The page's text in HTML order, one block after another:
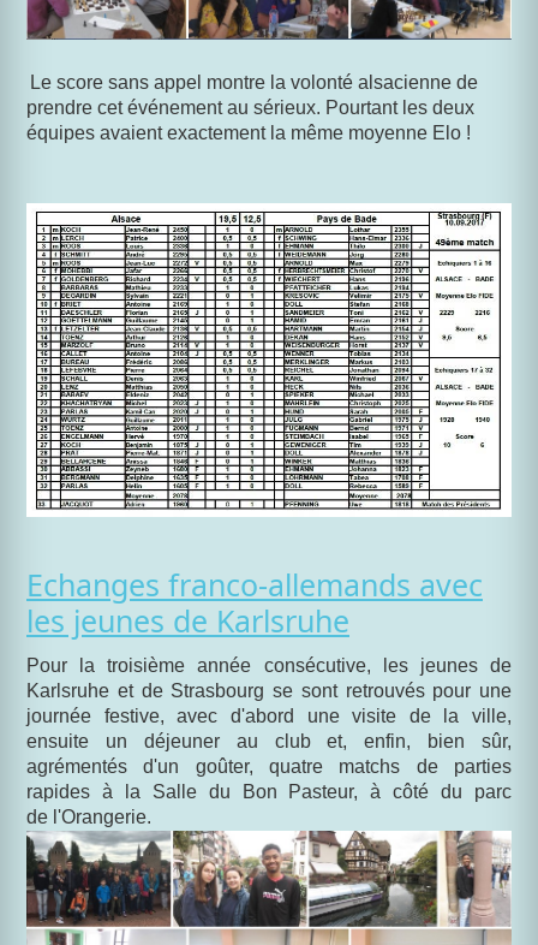
Le score sans appel montre la volonté alsacienne de
prendre cet événement au sérieux. Pourtant les deux
équipes avaient exactement la même moyenne Elo !
Echanges franco-allemands avec
les jeunes de Karlsruhe
Pour la troisième année consécutive, les jeunes de
Karlsruhe et de Strasbourg se sont retrouvés pour une
journée festive, avec d'abord une visite de la ville,
ensuite un déjeuner au club et, enfin, bien sûr,
agrémentés d'un goûter, quatre matchs de parties
rapides à la Salle du Bon Pasteur, à côté du parc
de l'Orangerie.